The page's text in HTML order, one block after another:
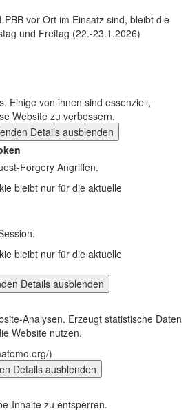
vor Ort im Einsatz sind, bleibt die
und Freitag (22.-23.1.2026)
Einige von ihnen sind essenziell,
Website zu verbessern.
Details ausblenden
Forgery Angriffen.
bleibt nur für die aktuelle
bleibt nur für die aktuelle
Details ausblenden
Analysen. Erzeugt statistische Daten
Website nutzen.
)
Details ausblenden
Inhalte zu entsperren.